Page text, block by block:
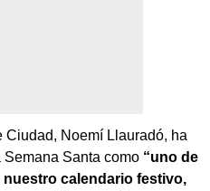
Ciudad, Noemí Llauradó, ha
Santa como “uno de
calendario festivo,